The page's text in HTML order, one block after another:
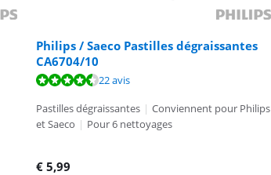
Philips / Saeco Pastilles dégraissantes
CA6704/10
22 avis
Pastilles dégraissantes | Conviennent pour Philips
et Saeco | Pour 6 nettoyages
€ 5,99